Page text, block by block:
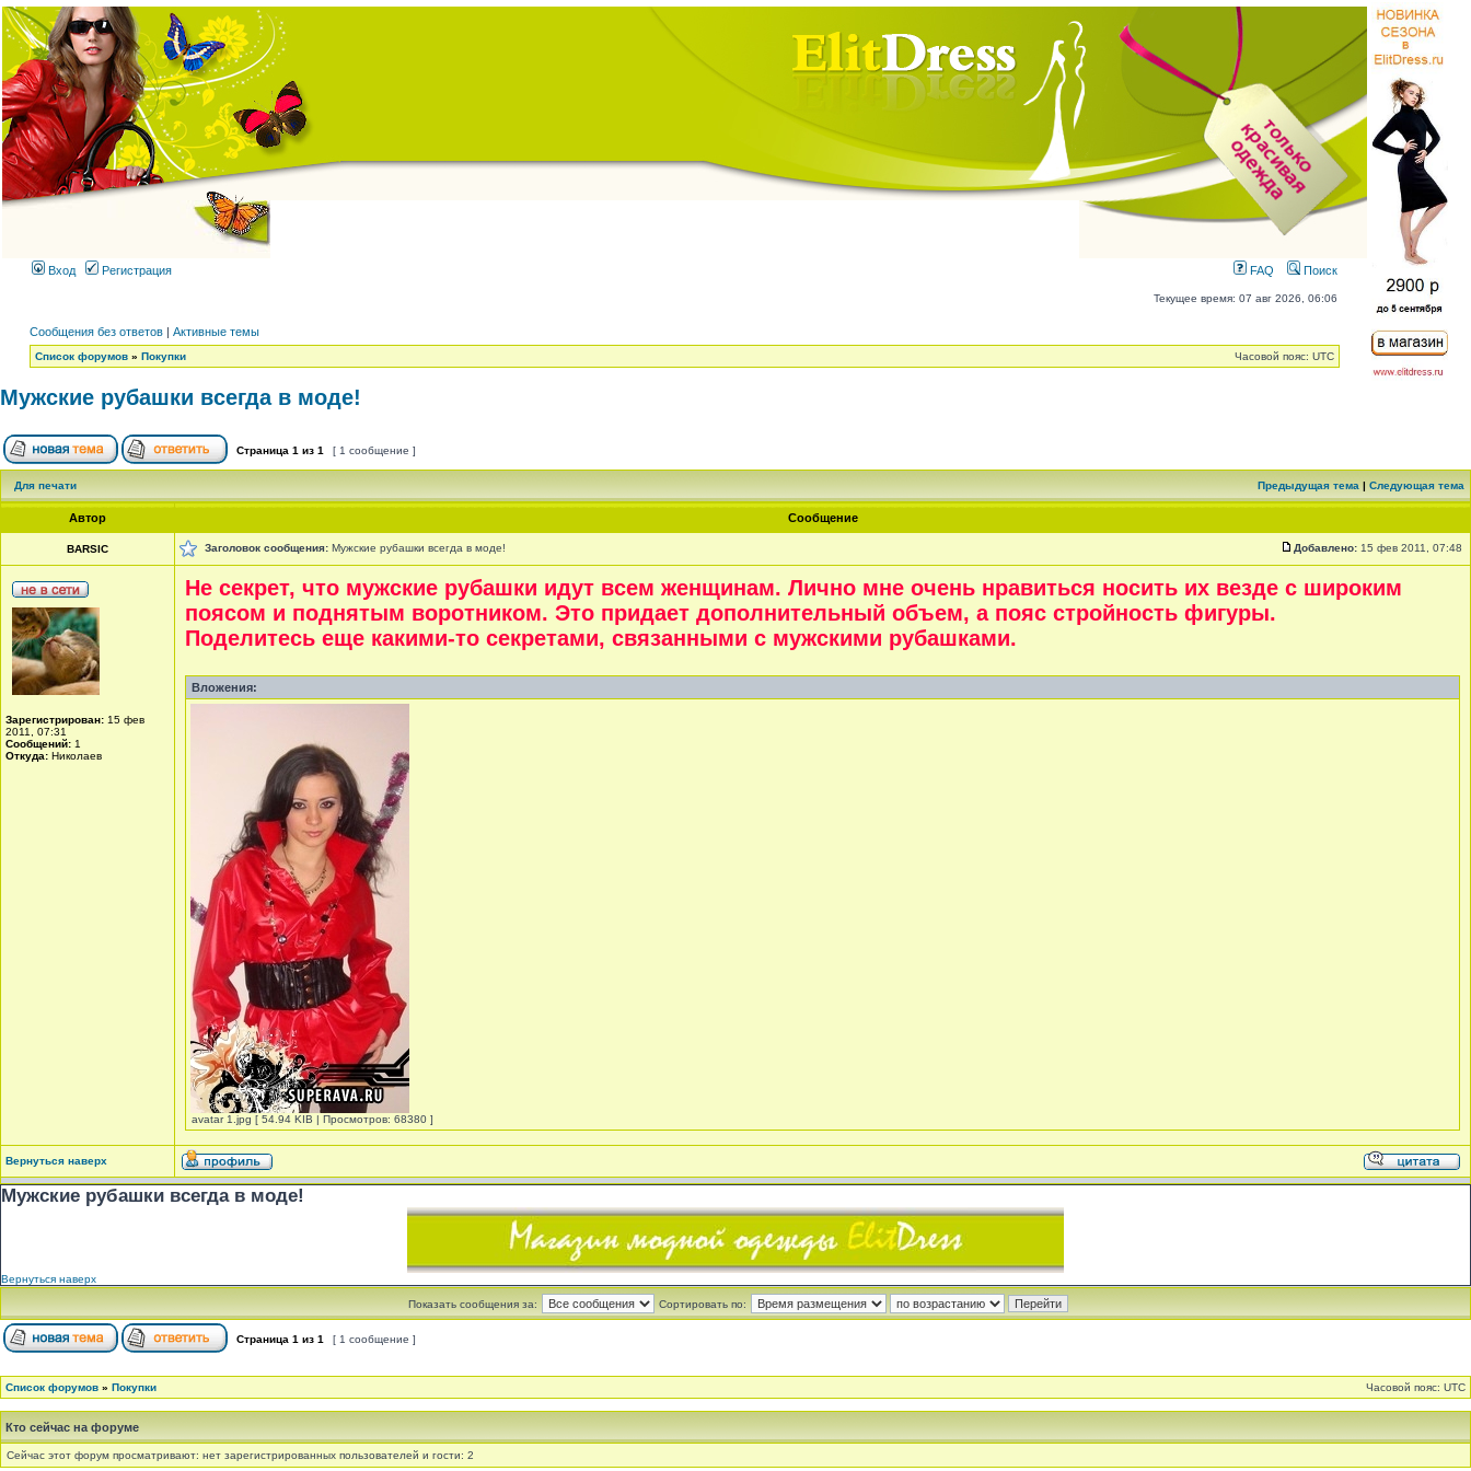
Вход Регистрация FAQ Поиск
Текущее время: 07 авг 2026, 06:06
Сообщения без ответов | Активные темы
Список форумов » Покупки Часовой пояс: UTC
Мужские рубашки всегда в моде!
Страница 1 из 1 [ 1 сообщение ]
Для печати Предыдущая тема | Следующая тема
Автор Сообщение
BARSIC Заголовок сообщения: Мужские рубашки всегда в моде! Добавлено: 15 фев 2011, 07:48
Зарегистрирован: 15 фев
2011, 07:31
Сообщений: 1
Откуда: Николаев
Не секрет, что мужские рубашки идут всем женщинам. Лично мне очень нравиться носить их везде с широким
поясом и поднятым воротником. Это придает дополнительный объем, а пояс стройность фигуры.
Поделитесь еще какими-то секретами, связанными с мужскими рубашками.
Вложения:
avatar 1.jpg [ 54.94 KIB | Просмотров: 68380 ]
Вернуться наверх
Мужские рубашки всегда в моде!
Вернуться наверх
Показать сообщения за: Сортировать по:
Страница 1 из 1 [ 1 сообщение ]
Список форумов » Покупки Часовой пояс: UTC
Кто сейчас на форуме
Сейчас этот форум просматривают: нет зарегистрированных пользователей и гости: 2